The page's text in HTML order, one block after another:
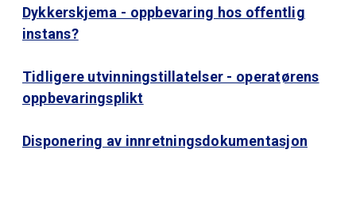
Dykkerskjema - oppbevaring hos offentlig
instans?
Tidligere utvinningstillatelser - operatørens
oppbevaringsplikt
Disponering av innretningsdokumentasjon